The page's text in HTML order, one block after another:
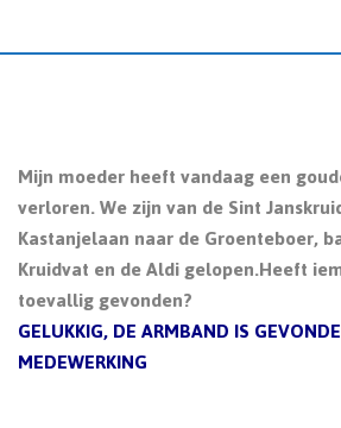
Mijn moeder heeft vandaag een
verloren. We zijn van de Sint
Kastanjelaan naar de Groenteboer,
Kruidvat en de Aldi gelopen.Heeft
toevallig gevonden?
GELUKKIG, DE ARMBAND IS
MEDEWERKING